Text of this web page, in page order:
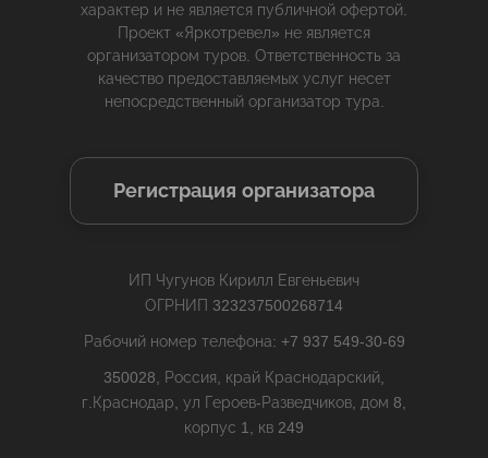
характер и не является публичной офертой.
Проект «Яркотревел» не является
организатором туров. Ответственность за
качество предоставляемых услуг несет
непосредственный организатор тура.
Регистрация организатора
ИП Чугунов Кирилл Евгеньевич
ОГРНИП 323237500268714
Рабочий номер телефона: +7 937 549-30-69
350028, Россия, край Краснодарский,
г.Краснодар, ул Героев-Разведчиков, дом 8,
корпус 1, кв 249